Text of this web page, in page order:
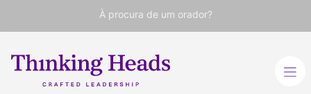
À procura de um orador?